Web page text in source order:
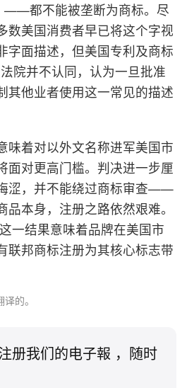
——都不能被垄断为商标。尽
数美国消费者早已将这个字视
字面描述，但美国专利及商标
院并不认同，认为一旦批准
其他业者使用这一常见的描述
味着对以外文名称进军美国市
面对更高门槛。判决进一步厘
涩，并不能绕过商标审查——
本身，注册之路依然艰难。
一结果意味着品牌在美国市
联邦商标注册为其核心标志带
的。
册我们的电子報 ，随时